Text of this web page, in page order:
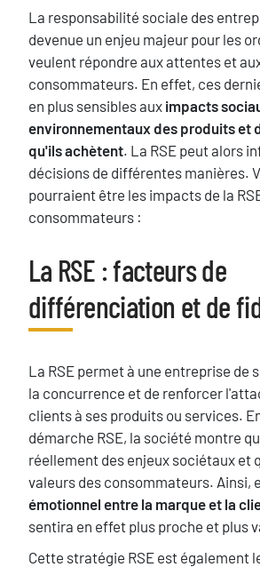
La responsabilité sociale des
devenue un enjeu majeur pour les
veulent répondre aux attentes et
consommateurs. En effet, ces
en plus sensibles aux impacts
environnementaux des produits et
qu'ils achètent. La RSE peut alors
décisions de différentes manières.
pourraient être les impacts de la
consommateurs :
Titre
La RSE : facteurs de
différenciation et de
Texte
La RSE permet à une entreprise de
la concurrence et de renforcer
clients à ses produits ou services.
démarche RSE, la société montre
réellement des enjeux sociétaux et
valeurs des consommateurs. Ainsi,
émotionnel entre la marque et la
sentira en effet plus proche et plus
Cette stratégie RSE est également